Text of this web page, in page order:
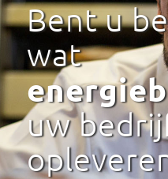
Bent u
wat
uw